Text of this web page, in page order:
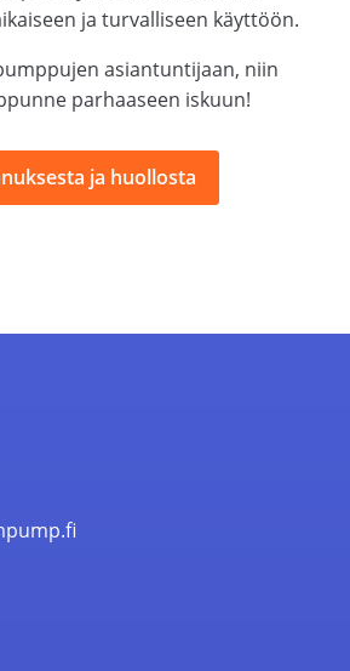
ja turvalliseen käyttöön.
asiantuntijaan, niin
parhaaseen iskuun!
ja huollosta